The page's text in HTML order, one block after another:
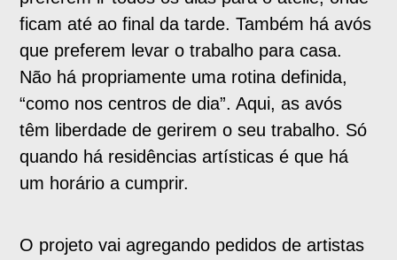
ficam até ao final da tarde. Também há avós
que preferem levar o trabalho para casa.
Não há propriamente uma rotina definida,
“como nos centros de dia”. Aqui, as avós
têm liberdade de gerirem o seu trabalho. Só
quando há residências artísticas é que há
um horário a cumprir.
O projeto vai agregando pedidos de artistas